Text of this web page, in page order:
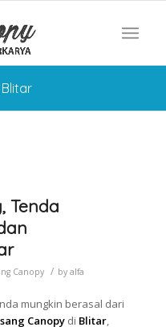
Tenda
Canopy / by alfa
mungkin berasal dari
Canopy di Blitar,